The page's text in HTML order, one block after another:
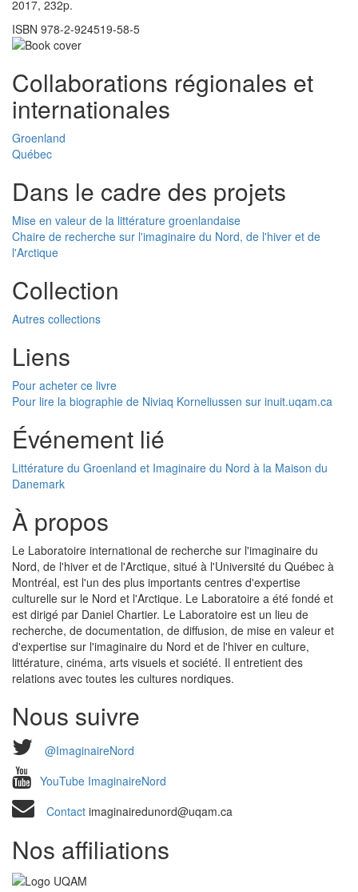
2017, 232p.
ISBN 978-2-924519-58-5
Collaborations régionales et
internationales
Groenland
Québec
Dans le cadre des projets
Mise en valeur de la littérature groenlandaise
Chaire de recherche sur l'imaginaire du Nord, de l'hiver et de
l'Arctique
Collection
Autres collections
Liens
Pour acheter ce livre
Pour lire la biographie de Niviaq Korneliussen sur inuit.uqam.ca
Événement lié
Littérature du Groenland et Imaginaire du Nord à la Maison du
Danemark
À propos
Le Laboratoire international de recherche sur l'imaginaire du
Nord, de l'hiver et de l'Arctique, situé à l'Université du Québec à
Montréal, est l'un des plus importants centres d'expertise
culturelle sur le Nord et l'Arctique. Le Laboratoire a été fondé et
est dirigé par Daniel Chartier. Le Laboratoire est un lieu de
recherche, de documentation, de diffusion, de mise en valeur et
d'expertise sur l'imaginaire du Nord et de l'hiver en culture,
littérature, cinéma, arts visuels et société. Il entretient des
relations avec toutes les cultures nordiques.
Nous suivre
@ImaginaireNord
YouTube ImaginaireNord
Contact imaginairedunord@uqam.ca
Nos affiliations